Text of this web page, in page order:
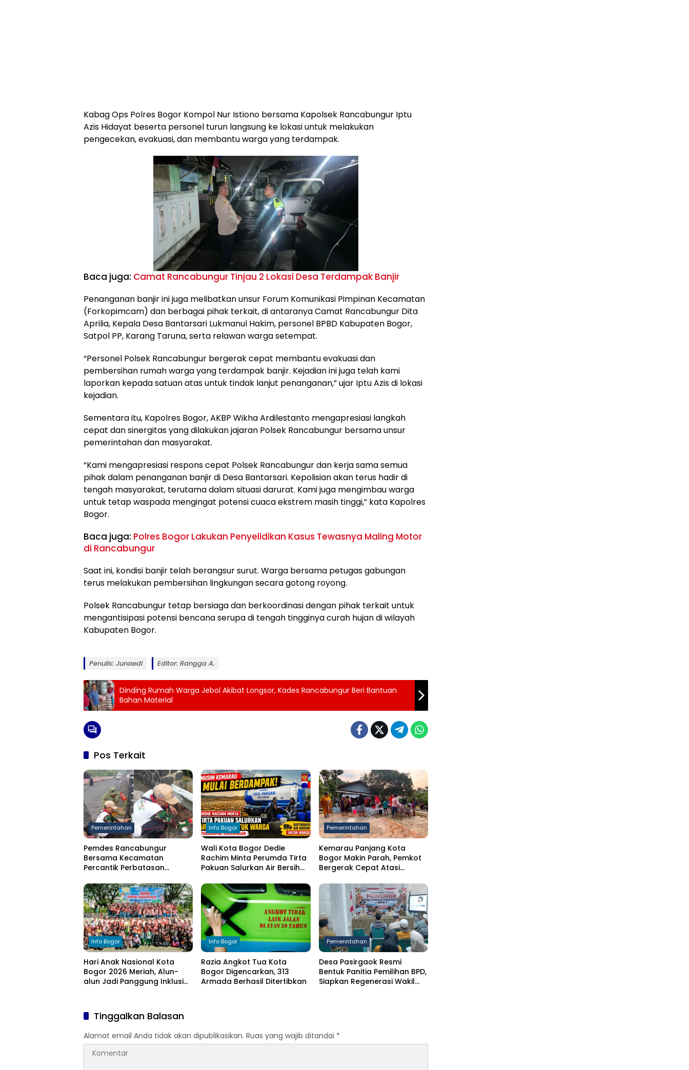
Kabag Ops Polres Bogor Kompol Nur Istiono bersama Kapolsek Rancabungur Iptu
Azis Hidayat beserta personel turun langsung ke lokasi untuk melakukan
pengecekan, evakuasi, dan membantu warga yang terdampak.
Baca juga: Camat Rancabungur Tinjau 2 Lokasi Desa Terdampak Banjir
Penanganan banjir ini juga melibatkan unsur Forum Komunikasi Pimpinan Kecamatan
(Forkopimcam) dan berbagai pihak terkait, di antaranya Camat Rancabungur Dita
Aprilia, Kepala Desa Bantarsari Lukmanul Hakim, personel BPBD Kabupaten Bogor,
Satpol PP, Karang Taruna, serta relawan warga setempat.
“Personel Polsek Rancabungur bergerak cepat membantu evakuasi dan
pembersihan rumah warga yang terdampak banjir. Kejadian ini juga telah kami
laporkan kepada satuan atas untuk tindak lanjut penanganan,” ujar Iptu Azis di lokasi
kejadian.
Sementara itu, Kapolres Bogor, AKBP Wikha Ardilestanto mengapresiasi langkah
cepat dan sinergitas yang dilakukan jajaran Polsek Rancabungur bersama unsur
pemerintahan dan masyarakat.
“Kami mengapresiasi respons cepat Polsek Rancabungur dan kerja sama semua
pihak dalam penanganan banjir di Desa Bantarsari. Kepolisian akan terus hadir di
tengah masyarakat, terutama dalam situasi darurat. Kami juga mengimbau warga
untuk tetap waspada mengingat potensi cuaca ekstrem masih tinggi,” kata Kapolres
Bogor.
Baca juga: Polres Bogor Lakukan Penyelidikan Kasus Tewasnya Maling Motor
di Rancabungur
Saat ini, kondisi banjir telah berangsur surut. Warga bersama petugas gabungan
terus melakukan pembersihan lingkungan secara gotong royong.
Polsek Rancabungur tetap bersiaga dan berkoordinasi dengan pihak terkait untuk
mengantisipasi potensi bencana serupa di tengah tingginya curah hujan di wilayah
Kabupaten Bogor.
Penulis: Junaedi Editor: Rangga A.
Dinding Rumah Warga Jebol Akibat Longsor, Kades Rancabungur Beri Bantuan
Bahan Material
Pos Terkait
Pemerintahan
Pemdes Rancabungur
Bersama Kecamatan
Percantik Perbatasan
Putih Sambut HUT RI ke-81
Info Bogor
Wali Kota Bogor Dedie
Rachim Minta Perumda Tirta
Pakuan Salurkan Air Bersih
Kekeringan
Pemerintahan
Kemarau Panjang Kota
Bogor Makin Parah, Pemkot
Bergerak Cepat Atasi
Info Bogor
Hari Anak Nasional Kota
Bogor 2026 Meriah, Alun-
alun Jadi Panggung Inklusi
Info Bogor
Razia Angkot Tua Kota
Bogor Digencarkan, 313
Armada Berhasil Ditertibkan
Pemerintahan
Desa Pasirgaok Resmi
Bentuk Panitia Pemilihan BPD,
Siapkan Regenerasi Wakil
Tinggalkan Balasan
Alamat email Anda tidak akan dipublikasikan. Ruas yang wajib ditandai *